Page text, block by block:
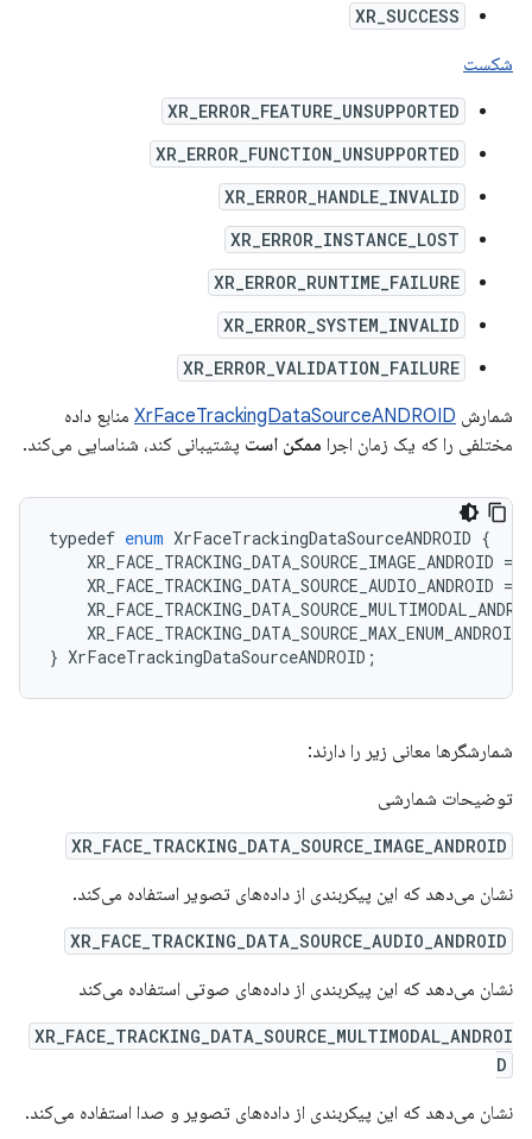
XR_SUCCESS
شکست
XR_ERROR_FEATURE_UNSUPPORTED
XR_ERROR_FUNCTION_UNSUPPORTED
XR_ERROR_HANDLE_INVALID
XR_ERROR_INSTANCE_LOST
XR_ERROR_RUNTIME_FAILURE
XR_ERROR_SYSTEM_INVALID
XR_ERROR_VALIDATION_FAILURE
شمارش XrFaceTrackingDataSourceANDROID منابع داده
مختلفی را که یک زمان اجرا ممکن است پشتیبانی کند، شناسایی می‌کند.
typedef enum XrFaceTrackingDataSourceANDROID {
XR_FACE_TRACKING_DATA_SOURCE_IMAGE_ANDROID =
XR_FACE_TRACKING_DATA_SOURCE_AUDIO_ANDROID =
XR_FACE_TRACKING_DATA_SOURCE_MAX_ENUM_ANDROID
} XrFaceTrackingDataSourceANDROID ;
شمارشگرها معانی زیر را دارند:
توضیحات شمارشی
XR_FACE_TRACKING_DATA_SOURCE_IMAGE_ANDROID
نشان می‌دهد که این پیکربندی از داده‌های تصویر استفاده می‌کند.
XR_FACE_TRACKING_DATA_SOURCE_AUDIO_ANDROID
نشان می‌دهد که این پیکربندی از داده‌های صوتی استفاده می‌کند
XR_FACE_TRACKING_DATA_SOURCE_MULTIMODAL_ANDROI
D
نشان می‌دهد که این پیکربندی از داده‌های تصویر و صدا استفاده می‌کند.